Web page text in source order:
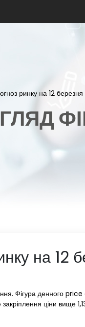
ринку на 12 березня
на 12
Фігура денного price
ціни вище